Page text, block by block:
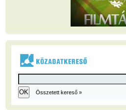
Összetett kereső »